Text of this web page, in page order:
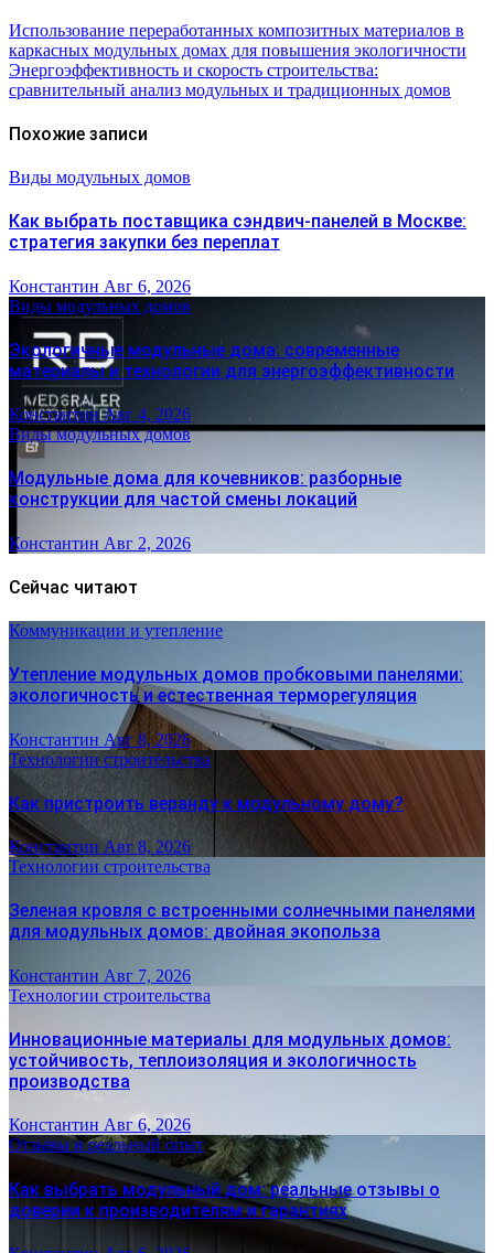
Использование переработанных композитных материалов в
каркасных модульных домах для повышения экологичности
Энергоэффективность и скорость строительства:
сравнительный анализ модульных и традиционных домов
Похожие записи
Виды модульных домов
Как выбрать поставщика сэндвич-панелей в Москве:
стратегия закупки без переплат
Константин Авг 6, 2026
Виды модульных домов
Экологичные модульные дома: современные
материалы и технологии для энергоэффективности
КонстантинАвг 4, 2026
Виды модульных домов
Модульные дома для кочевников: разборные
конструкции для частой смены локаций
Константин Авг 2, 2026
Сейчас читают
Коммуникации и утепление
Утепление модульных домов пробковыми панелями:
экологичность и естественная терморегуляция
Константин Авг 8, 2026
Технологии строительства
Как пристроить веранду к модульному дому?
Константин Авг 8, 2026
Технологии строительства
Зеленая кровля с встроенными солнечными панелями
для модульных домов: двойная экопольза
Константин Авг 7, 2026
Технологии строительства
Инновационные материалы для модульных домов:
устойчивость, теплоизоляция и экологичность
производства
Константин Авг 6, 2026
Отзывы и реальный опыт
Как выбрать модульный дом: реальные отзывы о
доверии к производителям и гарантиях